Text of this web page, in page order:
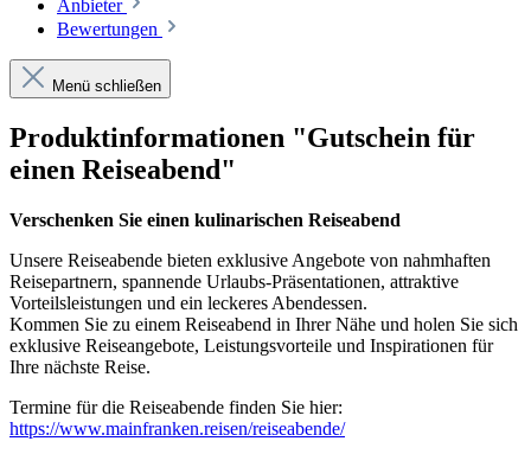
Anbieter
Bewertungen
Menü schließen
Produktinformationen "Gutschein für
einen Reiseabend"
Verschenken Sie einen kulinarischen Reiseabend
Unsere Reiseabende bieten exklusive Angebote von nahmhaften
Reisepartnern, spannende Urlaubs-Präsentationen, attraktive
Vorteilsleistungen und ein leckeres Abendessen.
Kommen Sie zu einem Reiseabend in Ihrer Nähe und holen Sie sich
exklusive Reiseangebote, Leistungsvorteile und Inspirationen für
Ihre nächste Reise.
Termine für die Reiseabende finden Sie hier:
https://www.mainfranken.reisen/reiseabende/